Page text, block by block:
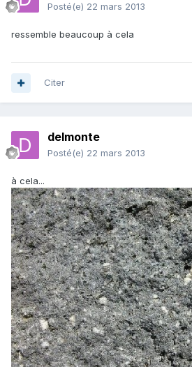
Posté(e) 22 mars 2013
ressemble beaucoup à cela
Citer
delmonte
Posté(e) 22 mars 2013
à cela...